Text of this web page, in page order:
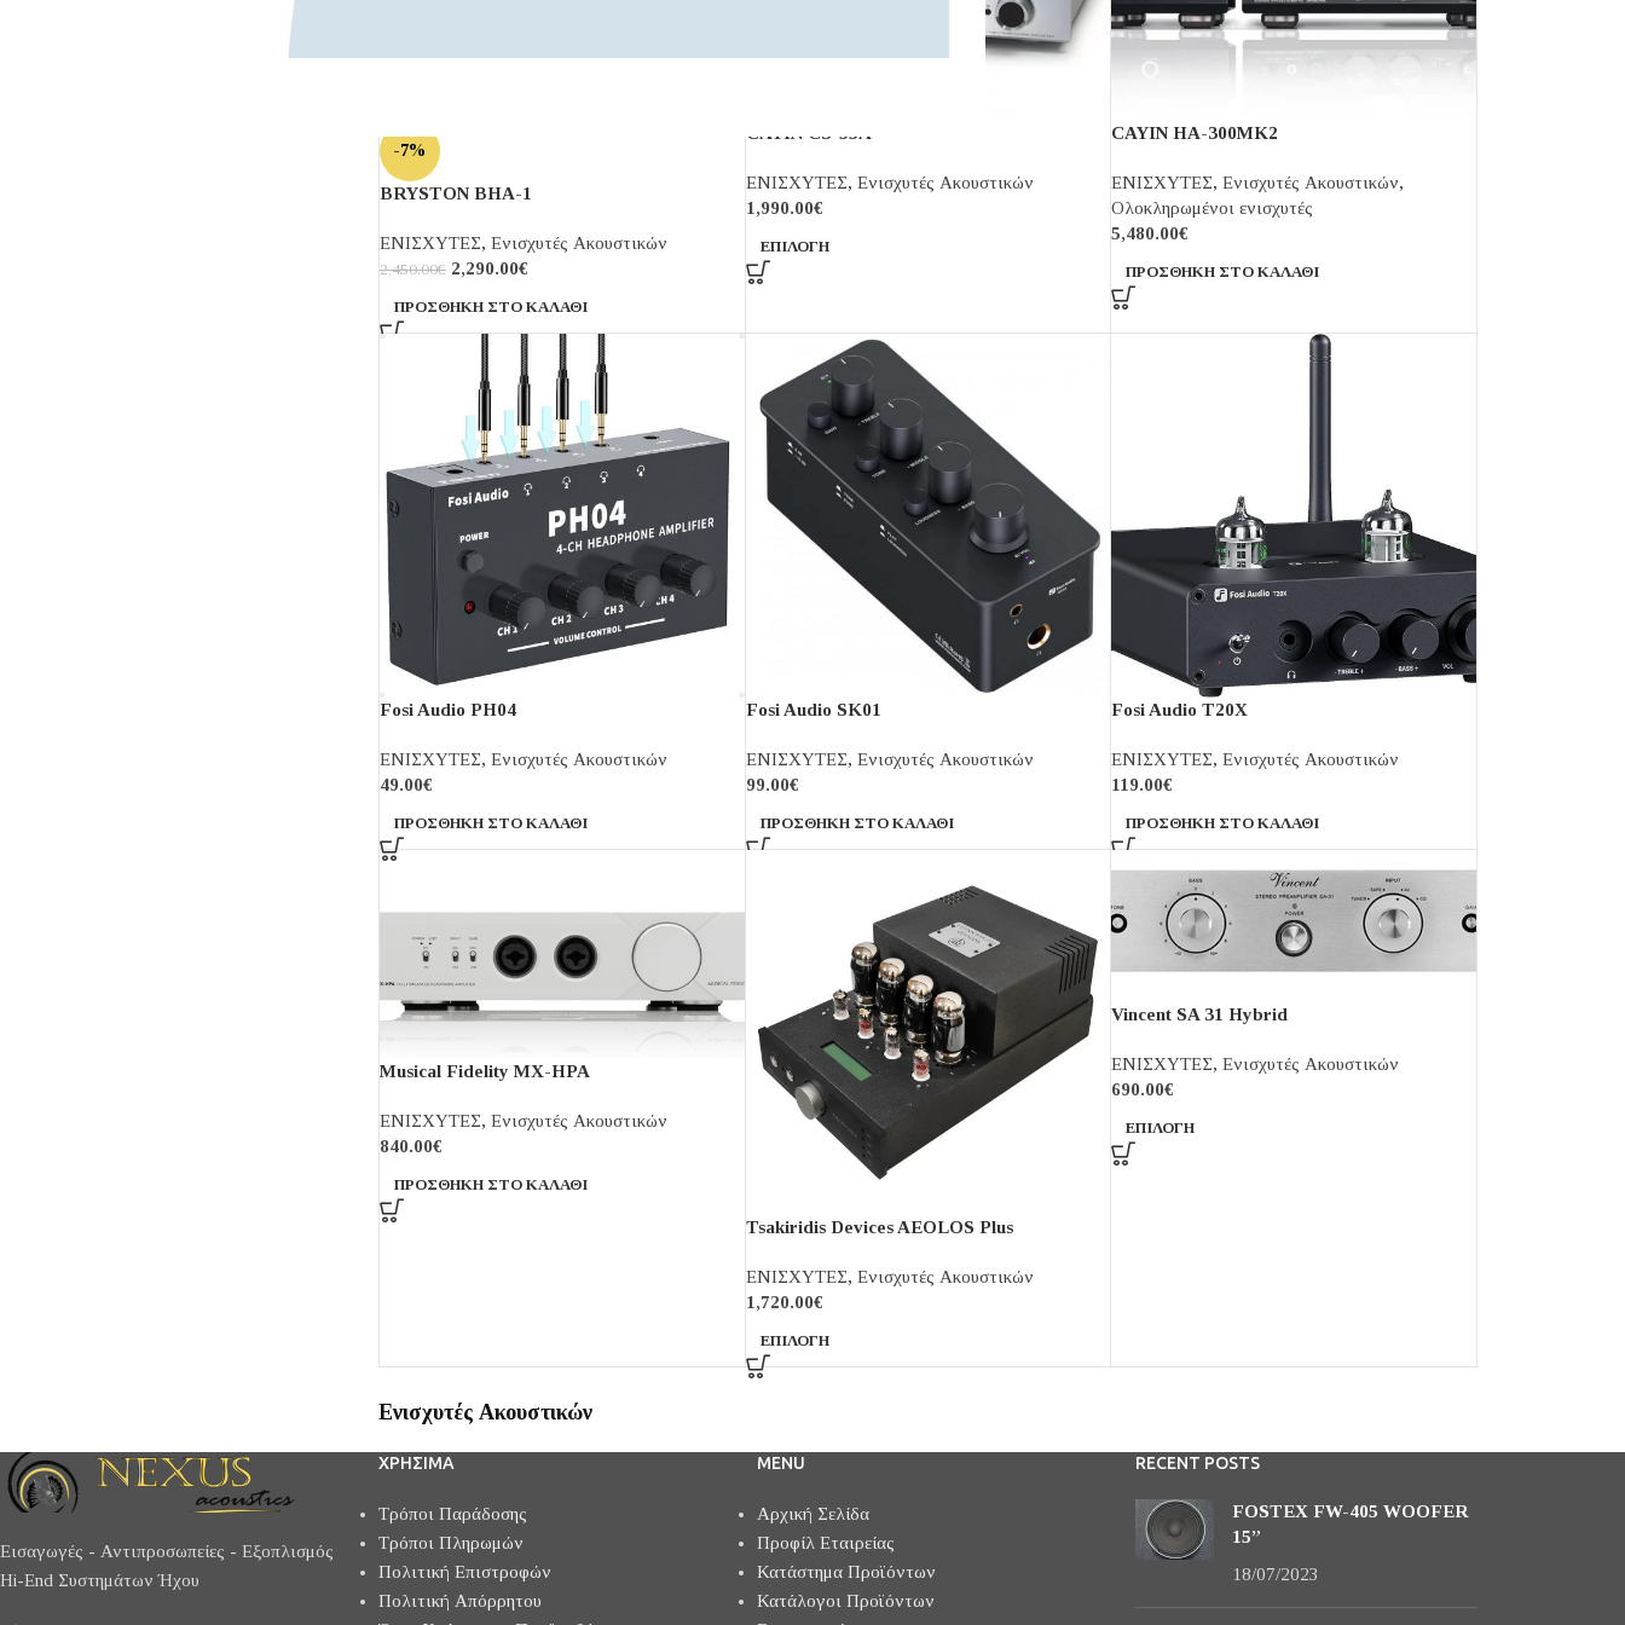
-7%
BRYSTON BHA-1
ΕΝΙΣΧΥΤΕΣ, Ενισχυτές Ακουστικών
2,450.00€ 2,290.00€
ΠΡΟΣΘΉΚΗ ΣΤΟ ΚΑΛΆΘΙ
CAYIN CS-55A
ΕΝΙΣΧΥΤΕΣ, Ενισχυτές Ακουστικών
1,990.00€
ΕΠΙΛΟΓΉ
CAYIN HA-300MK2
ΕΝΙΣΧΥΤΕΣ, Ενισχυτές Ακουστικών,
Ολοκληρωμένοι ενισχυτές
5,480.00€
ΠΡΟΣΘΉΚΗ ΣΤΟ ΚΑΛΆΘΙ
Fosi Audio PH04
ΕΝΙΣΧΥΤΕΣ, Ενισχυτές Ακουστικών
49.00€
ΠΡΟΣΘΉΚΗ ΣΤΟ ΚΑΛΆΘΙ
Fosi Audio SK01
ΕΝΙΣΧΥΤΕΣ, Ενισχυτές Ακουστικών
99.00€
ΠΡΟΣΘΉΚΗ ΣΤΟ ΚΑΛΆΘΙ
Fosi Audio T20X
ΕΝΙΣΧΥΤΕΣ, Ενισχυτές Ακουστικών
119.00€
ΠΡΟΣΘΉΚΗ ΣΤΟ ΚΑΛΆΘΙ
Musical Fidelity MX-HPA
ΕΝΙΣΧΥΤΕΣ, Ενισχυτές Ακουστικών
840.00€
ΠΡΟΣΘΉΚΗ ΣΤΟ ΚΑΛΆΘΙ
Tsakiridis Devices AEOLOS Plus
ΕΝΙΣΧΥΤΕΣ, Ενισχυτές Ακουστικών
1,720.00€
ΕΠΙΛΟΓΉ
Vincent SA 31 Hybrid
ΕΝΙΣΧΥΤΕΣ, Ενισχυτές Ακουστικών
690.00€
ΕΠΙΛΟΓΉ
Ενισχυτές Ακουστικών
Εισαγωγές - Αντιπροσωπείες - Εξοπλισμός
Hi-End Συστημάτων Ήχου
ΧΡΗΣΙΜΑ
Τρόποι Παράδοσης
Τρόποι Πληρωμών
Πολιτική Επιστροφών
Πολιτική Απόρρητου
MENU
Αρχική Σελίδα
Προφίλ Εταιρείας
Κατάστημα Προϊόντων
Κατάλογοι Προϊόντων
RECENT POSTS
FOSTEX FW-405 WOOFER
15”
18/07/2023